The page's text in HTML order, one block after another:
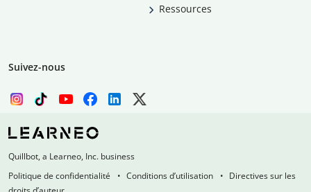
Ressources
Suivez-nous
Quillbot, a Learneo, Inc. business
Politique de confidentialité
Conditions d’utilisation
Directives sur les